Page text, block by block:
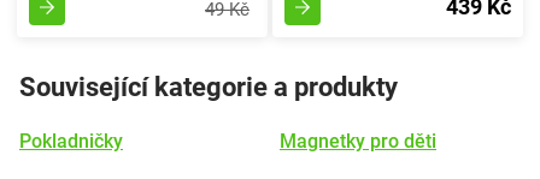
49 Kč 439 Kč
Související kategorie a produkty
Pokladničky Magnetky pro děti